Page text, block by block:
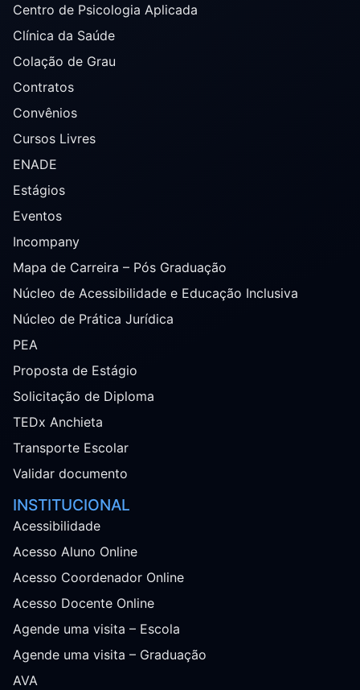
Centro de Psicologia Aplicada
Clínica da Saúde
Colação de Grau
Contratos
Convênios
Cursos Livres
ENADE
Estágios
Eventos
Incompany
Mapa de Carreira – Pós Graduação
Núcleo de Acessibilidade e Educação Inclusiva
Núcleo de Prática Jurídica
PEA
Proposta de Estágio
Solicitação de Diploma
TEDx Anchieta
Transporte Escolar
Validar documento
INSTITUCIONAL
Acessibilidade
Acesso Aluno Online
Acesso Coordenador Online
Acesso Docente Online
Agende uma visita – Escola
Agende uma visita – Graduação
AVA